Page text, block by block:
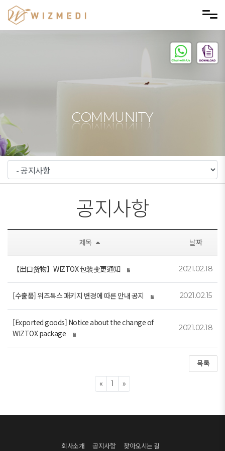
메뉴 건너뛰기
COMMUNITY
공지사항
제목 날짜
【出口货物】WIZTOX 包装变更通知 2021.02.18
[수출품] 위즈톡스 패키지 변경에 따른 안내 공지 2021.02.15
[Exported goods] Notice about the change of
WIZTOX package
2021.02.18
목록
«Previous
1 »Next
회사소개 공지사항 찾아오시는 길